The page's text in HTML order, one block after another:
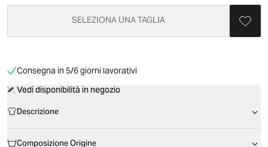
SELEZIONA UNA TAGLIA
Consegna in 5/6 giorni lavorativi
Vedi disponibilità in negozio
Descrizione